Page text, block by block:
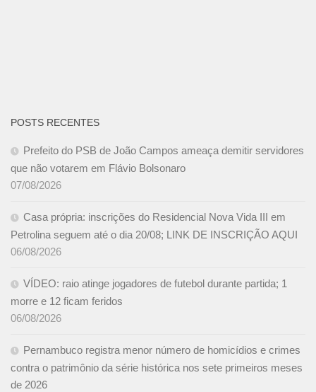
POSTS RECENTES
Prefeito do PSB de João Campos ameaça demitir servidores
que não votarem em Flávio Bolsonaro
07/08/2026
Casa própria: inscrições do Residencial Nova Vida III em
Petrolina seguem até o dia 20/08; LINK DE INSCRIÇÃO AQUI
06/08/2026
VÍDEO: raio atinge jogadores de futebol durante partida; 1
morre e 12 ficam feridos
06/08/2026
Pernambuco registra menor número de homicídios e crimes
contra o patrimônio da série histórica nos sete primeiros meses
de 2026